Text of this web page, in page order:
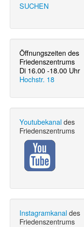
SUCHEN
Öffnungszeiten des
Friedenszentrums
Di 16.00 -18.00 Uhr
Hochstr. 18
Youtubekanaldes
Friedenszentrums
Instagramkanaldes
Friedenszentrums